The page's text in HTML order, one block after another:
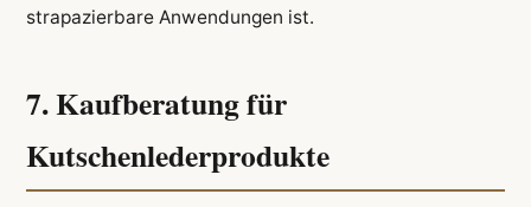
strapazierbare Anwendungen ist.
7. Kaufberatung für
Kutschenlederprodukte